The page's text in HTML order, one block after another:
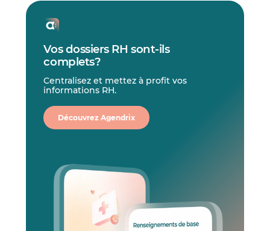
Vos dossiers RH sont-ils
complets?
Centralisez et mettez à profit vos
informations RH.
Découvrez Agendrix